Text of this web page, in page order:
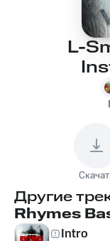
L-
Другие
Rhymes
Intro